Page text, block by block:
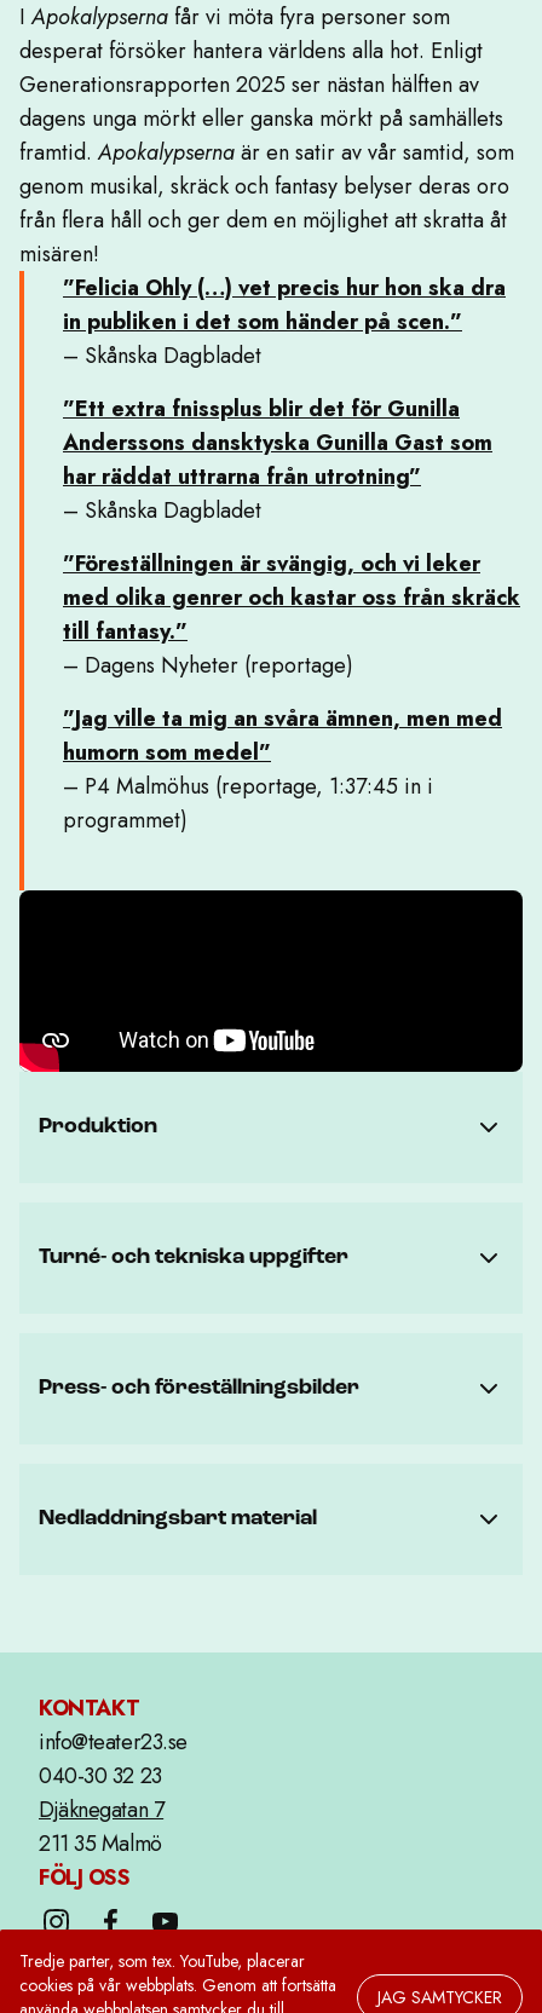
IApokalypsernafår vi möta fyra personer som
desperat försöker hantera världens alla hot. Enligt
Generationsrapporten 2025 ser nästan hälften av
dagens unga mörkt eller ganska mörkt på samhällets
framtid.Apokalypsernaär en satir av vår samtid, som
genom musikal, skräck och fantasy belyser deras oro
från flera håll och ger dem en möjlighet att skratta åt
misären!
”Felicia Ohly (…) vet precis hur hon ska dra
in publiken i det som händer på scen.”
– Skånska Dagbladet
”Ett extra fnissplus blir det för Gunilla
Anderssons dansktyska Gunilla Gast som
har räddat uttrarna från utrotning”
– Skånska Dagbladet
”Föreställningen är svängig, och vi leker
med olika genrer och kastar oss från skräck
till fantasy.”
– Dagens Nyheter (reportage)
”Jag ville ta mig an svåra ämnen, men med
humorn som medel”
– P4 Malmöhus (reportage, 1:37:45 in i
programmet)
Produktion
Turné- och tekniska uppgifter
Press- och föreställningsbilder
Nedladdningsbart material
KONTAKT
info@teater23.se
040-30 32 23
Djäknegatan 7
211 35 Malmö
FÖLJ OSS
STÖDS AV
Tredje parter, som tex. YouTube, placerar
cookies på vår webbplats. Genom att fortsätta
JAG SAMTYCKER